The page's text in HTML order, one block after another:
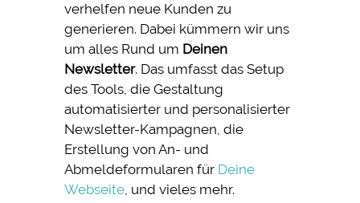
verhelfen neue Kunden zu
generieren. Dabei kümmern wir uns
um alles Rund um Deinen
Newsletter. Das umfasst das Setup
des Tools, die Gestaltung
automatisierter und personalisierter
Newsletter-Kampagnen, die
Erstellung von An- und
Abmeldeformularen für Deine
Webseite, und vieles mehr.